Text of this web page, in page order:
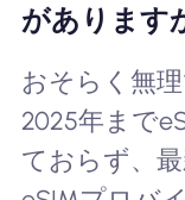
があります
おそらく無
2025年まで
ておらず、